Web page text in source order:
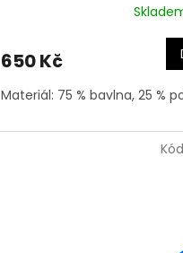
650 Kč
Materiál: 75 % bavlna, 25 %